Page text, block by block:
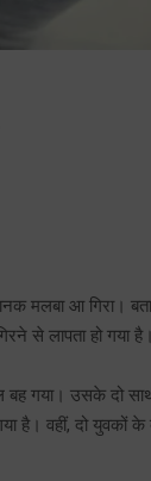
मलबा आ गिरा।
से लापता हो गया
बह गया। उसके दो
है। वहीं, दो युवकों